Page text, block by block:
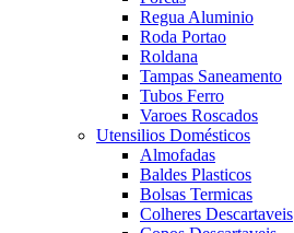
Regua Aluminio
Roda Portao
Roldana
Tampas Saneamento
Tubos Ferro
Varoes Roscados
Utensilios Domésticos
Almofadas
Baldes Plasticos
Bolsas Termicas
Colheres Descartaveis